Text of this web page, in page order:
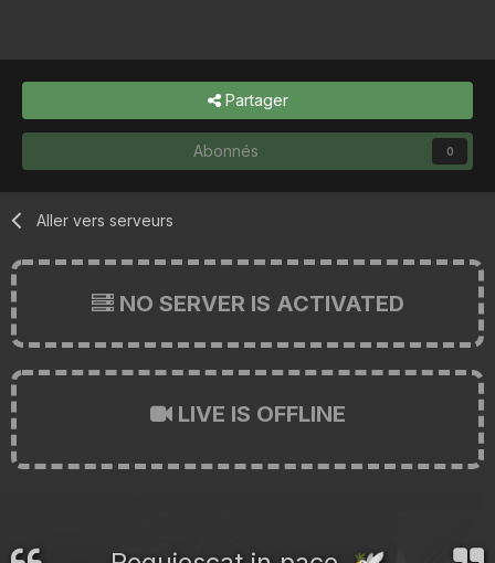
Partager
Abonnés 0
Aller vers serveurs
NO SERVER IS ACTIVATED
LIVE IS OFFLINE